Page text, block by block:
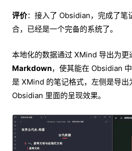
评价：接入了 Obsidian，完成了笔
合，已经是一个完备的系统了。
本地化的数据通过 XMind 导出为
Markdown，使其能在 Obsidian
是 XMind 的笔记格式，左侧是导
Obsidian 里面的呈现效果。